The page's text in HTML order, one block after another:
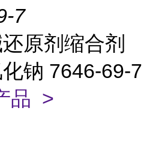
7
原剂缩合剂
钠 7646-69-7
品 >